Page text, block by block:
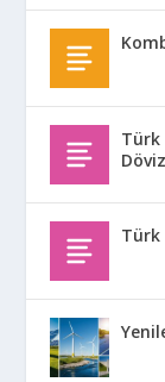
Türk
Döviz
Türk